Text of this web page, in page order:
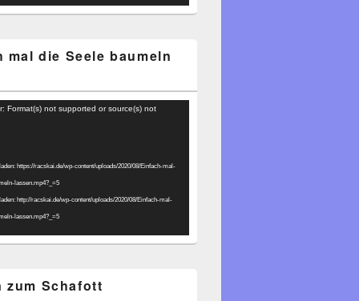
mal die Seele baumeln
Format(s) not supported or source(s) not
https://racskai.de/wp-content/uploads/2020/08/Einfach-mal-
lassen.mp4?_=5
http://racskai.de/wp-content/uploads/2020/08/Einfach-mal-
lassen.mp4?_=5
zum Schafott